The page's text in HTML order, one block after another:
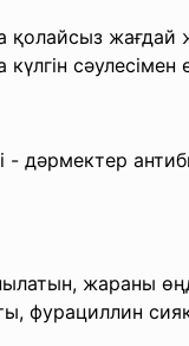
жағдай
- дәрмектер
жараны
фурациллин